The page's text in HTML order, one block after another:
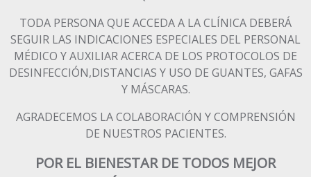
TODA PERSONA QUE ACCEDA A LA CLÍNICA DEBERÁ
SEGUIR LAS INDICACIONES ESPECIALES DEL PERSONAL
MÉDICO Y AUXILIAR ACERCA DE LOS PROTOCOLOS DE
DESINFECCIÓN,DISTANCIAS Y USO DE GUANTES, GAFAS
Y MÁSCARAS.
AGRADECEMOS LA COLABORACIÓN Y COMPRENSIÓN
DE NUESTROS PACIENTES.
POR EL BIENESTAR DE TODOS MEJOR